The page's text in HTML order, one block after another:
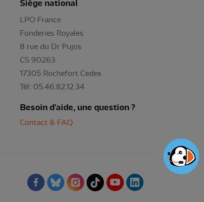
Siège national
LPO France
Fonderies Royales
8 rue du Dr Pujos
CS 90263
17305 Rochefort Cedex
Tél: 05.46.82.12.34
Besoin d'aide, une question ?
Contact & FAQ
les contrastes